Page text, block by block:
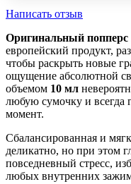
Написать отзыв
Оригинальный
европейский продукт,
чтобы раскрыть новые
ощущение абсолютной
объемом 10 мл
любую сумочку и всегда
момент.
Сбалансированная и
деликатно, но при этом
повседневный стресс,
любых внутренних